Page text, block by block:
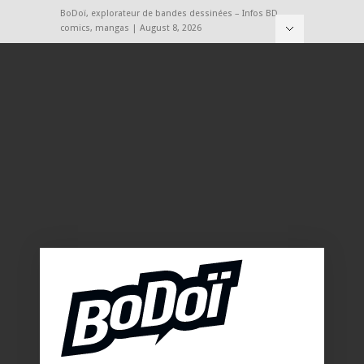
BoDoï, explorateur de bandes dessinées – Infos BD,
comics, mangas | August 8, 2026